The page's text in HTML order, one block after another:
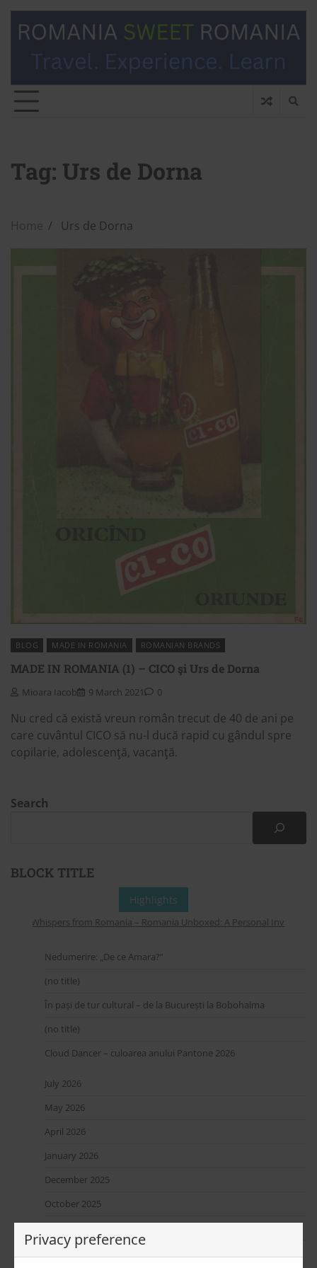
Tag: Urs de Dorna
Home Urs de Dorna
BLOG MADE IN ROMANIA ROMANIAN BRANDS
MADE IN ROMANIA (1) – CICO şi Urs de Dorna
Mioara Iacob 9 March 2021 0
Nu cred că există vreun român trecut de 40 de ani pe
care cuvântul CICO să nu-l ducă rapid cu gândul spre
copilarie, adolescenţă, vacanţă.
Search
BLOCK TITLE
Highlights
Whispers from Romania – Romania Unboxed: A Personal Invitation
Nedumerire: „De ce Amara?”
(no title)
În pași de tur cultural – de la București la Bobohalma
(no title)
Cloud Dancer – culoarea anului Pantone 2026
July 2026
May 2026
April 2026
January 2026
December 2025
October 2025
August 2025
Privacy preference